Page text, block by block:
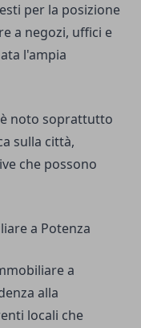
per la posizione
a negozi, uffici e
l'ampia
è noto soprattutto
sulla città,
che possono
a Potenza
a
alla
locali che